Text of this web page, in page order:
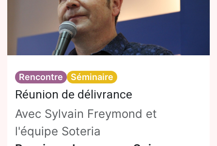
Rencontre Séminaire
Réunion de délivrance
Avec Sylvain Freymond et
l'équipe Soteria